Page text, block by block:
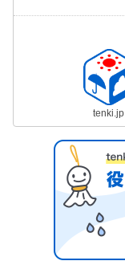
tenki.jp